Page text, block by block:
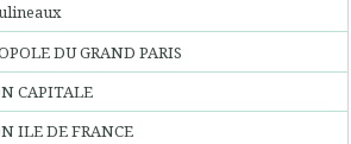
DU GRAND PARIS
CAPITALE
ILE DE FRANCE